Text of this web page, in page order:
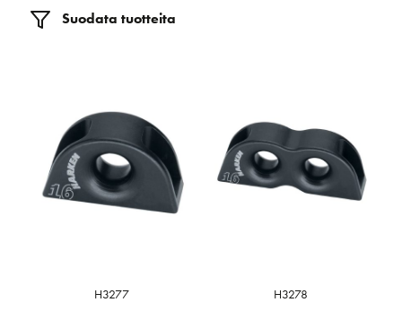
Suodata tuotteita
H3277 H3278